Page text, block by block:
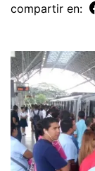
compartir en: